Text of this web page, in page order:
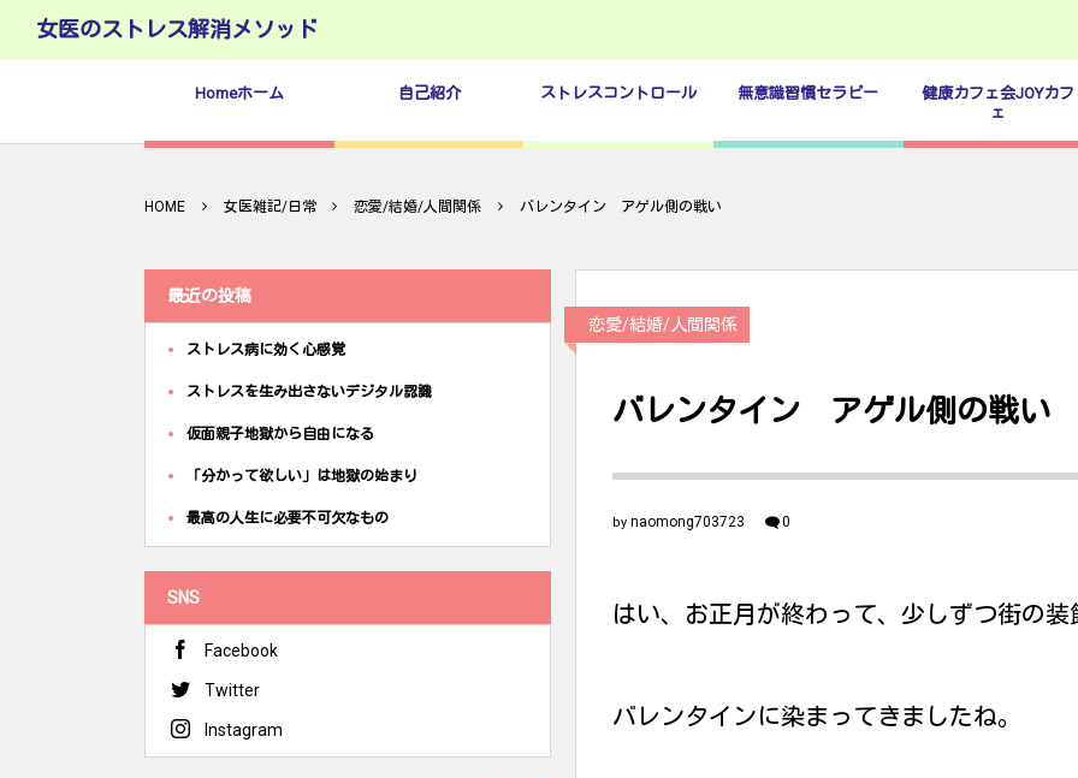
女医のストレス解消メソッド
Homeホーム 自己紹介 ストレスコントロール 無意識習慣セラピー
健康カフェ会JOYカフ
ェ
HOME 女医雑記/日常 恋愛/結婚/人間関係 バレンタイン アゲル側の戦い
恋愛/結婚/人間関係
バレンタイン アゲル側の戦い
by naomong703723 0
はい、お正月が終わって、少しずつ街の装
バレンタインに染まってきましたね。
最近の投稿
ストレス病に効く心感覚
ストレスを生み出さないデジタル認識
仮面親子地獄から自由になる
「分かって欲しい」は地獄の始まり
最高の人生に必要不可欠なもの
SNS
Facebook
Twitter
Instagram